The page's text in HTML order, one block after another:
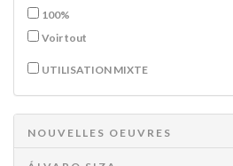
100%
Voir tout
UTILISATION MIXTE
NOUVELLES OEUVRES